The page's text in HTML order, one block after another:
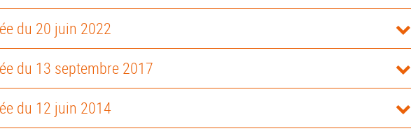
du 20 juin 2022
du 13 septembre 2017
du 12 juin 2014